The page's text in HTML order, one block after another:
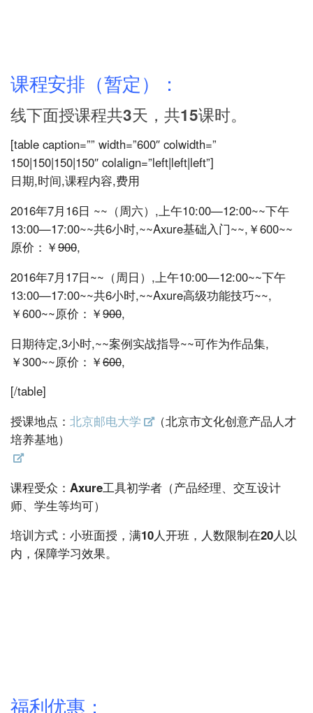
课程安排（暂定）：
线下面授课程共3天，共15课时。
[table caption=”” width=”600″ colwidth=”
150|150|150|150″ colalign=”left|left|left”]
日期,时间,课程内容,费用
2016年7月16日 ~~（周六）,上午10:00—12:00~~下午
13:00—17:00~~共6小时,~~Axure基础入门~~,￥600~~
原价：￥900,
2016年7月17日~~（周日）,上午10:00—12:00~~下午
13:00—17:00~~共6小时,~~Axure高级功能技巧~~,
￥600~~原价：￥900,
日期待定,3小时,~~案例实战指导~~可作为作品集,
￥300~~原价：￥600,
[/table]
授课地点： 北京邮电大学
（北京市文化创意产品人才
培养基地）
课程受众： Axure工具初学者（产品经理、交互设计
师、学生等均可）
培训方式： 小班面授，满10人开班，人数限制在20人以
内，保障学习效果。
福利优惠：